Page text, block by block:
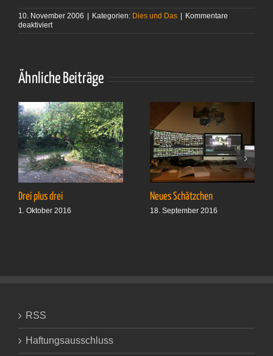
10. November 2006 | Kategorien: Dies und Das | Kommentare
deaktiviertfür
Ähnliche Beiträge
Drei plus drei
1. Oktober 2016
Neues Schätzchen
18. September 2016
RSS
Haftungsausschluss